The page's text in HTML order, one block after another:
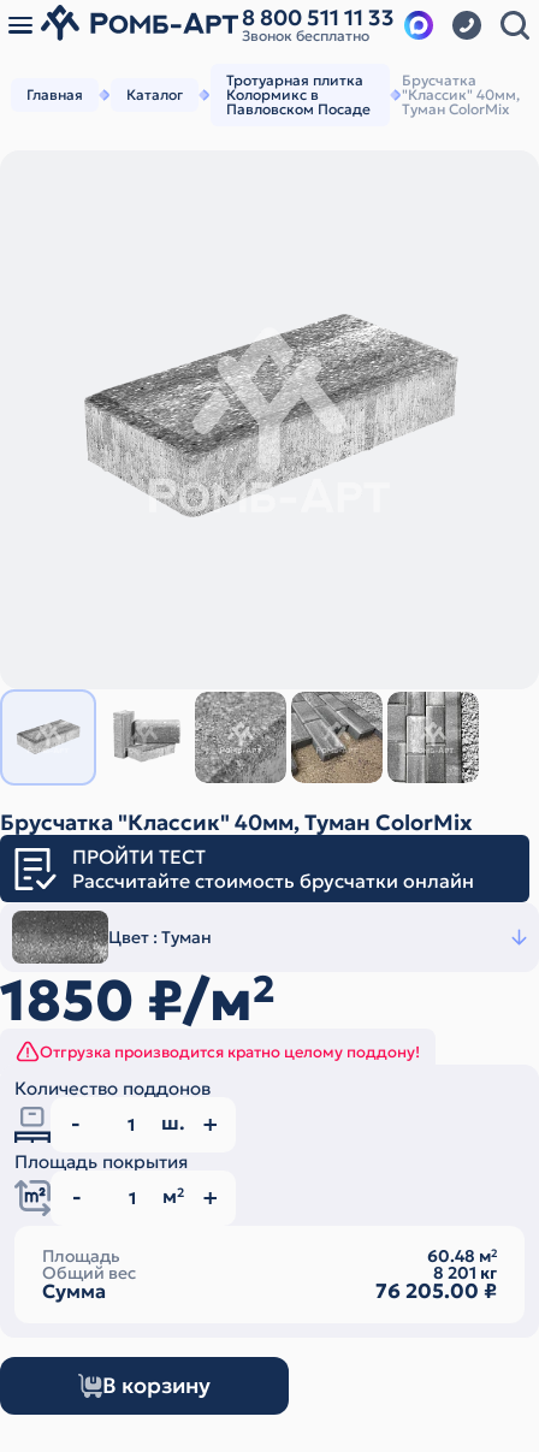
8 800 511 11 33
Звонок бесплатно
Главная Каталог
Тротуарная плитка
Колормикс в
Павловском Посаде
Брусчатка
"Классик" 40мм,
Туман ColorMix
Брусчатка "Классик" 40мм, Туман ColorMix
ПРОЙТИ ТЕСТ
Рассчитайте стоимость брусчатки онлайн
Цвет : Туман
1850 ₽/м2
Отгрузка производится кратно целому поддону!
Количество поддонов
ш.
Площадь покрытия
м2
Площадь 60.48 м2
Общий вес 8 201 кг
Сумма 76 205.00 ₽
В корзину